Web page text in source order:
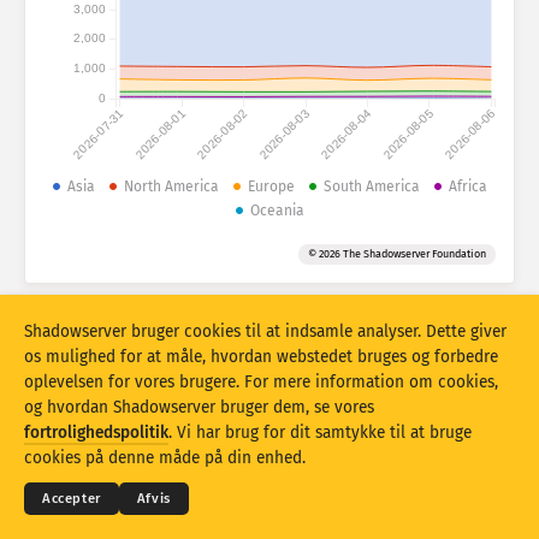
Angrebsstatistikker: Enheder
Datasæt
Grænse
Overlappende
Opdater Nulstil
Download som PNG
2026-07-31 2026-08-01 2026-08-02 2026-08-03 2026-08-04 2026-08-05 2026-08-06
0
1,000
2,000
3,000
Asia North America Europe South America
Africa
Oceania
© 2026 The Shadowserver Foundation
© 2026THE SHADOWSERVER FOUNDATION
Fortrolighed og vilkår
Kontakt os Krediteringer
Shadowserver bruger cookies til at indsamle analyser. Dette giver
os mulighed for at måle, hvordan webstedet bruges og forbedre
oplevelsen for vores brugere. For mere information om cookies,
og hvordan Shadowserver bruger dem, se vores
fortrolighedspolitik. Vi har brug for dit samtykke til at bruge
cookies på denne måde på din enhed.
Accepter Afvis